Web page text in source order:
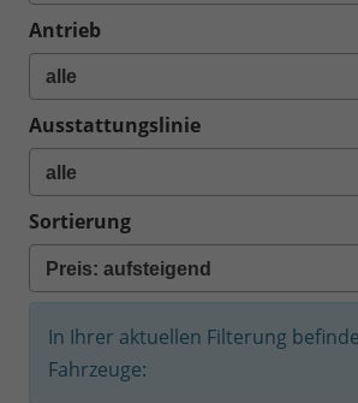
Antrieb
Ausstattungslinie
Sortierung
In Ihrer aktuellen Filterung
Fahrzeuge: